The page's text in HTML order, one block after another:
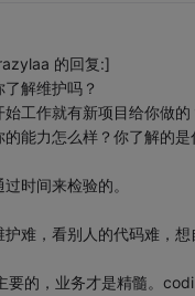
的回复:]
解维护吗？
工作就有新项目给你做的
能力怎么样？你了解的
时间来检验的。
难，看别人的代码难，
要的，业务才是精髓。